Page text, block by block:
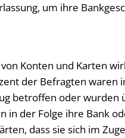
um ihre
Konten und Karten
der Befragten waren
betroffen oder
in der Folge ihre Bank
dass sie sich im